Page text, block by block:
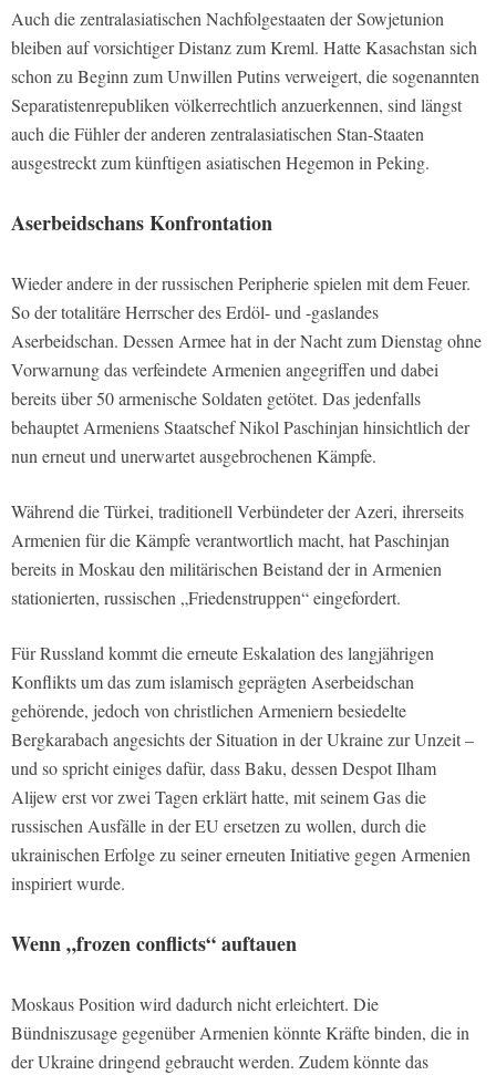
Auch die zentralasiatischen Nachfolgestaaten der Sowjetunion
bleiben auf vorsichtiger Distanz zum Kreml. Hatte Kasachstan sich
schon zu Beginn zum Unwillen Putins verweigert, die sogenannten
Separatistenrepubliken völkerrechtlich anzuerkennen, sind längst
auch die Fühler der anderen zentralasiatischen Stan-Staaten
ausgestreckt zum künftigen asiatischen Hegemon in Peking.
Aserbeidschans Konfrontation
Wieder andere in der russischen Peripherie spielen mit dem Feuer.
So der totalitäre Herrscher des Erdöl- und -gaslandes
Aserbeidschan. Dessen Armee hat in der Nacht zum Dienstag ohne
Vorwarnung das verfeindete Armenien angegriffen und dabei
bereits über 50 armenische Soldaten getötet. Das jedenfalls
behauptet Armeniens Staatschef Nikol Paschinjan hinsichtlich der
nun erneut und unerwartet ausgebrochenen Kämpfe.
Während die Türkei, traditionell Verbündeter der Azeri, ihrerseits
Armenien für die Kämpfe verantwortlich macht, hat Paschinjan
bereits in Moskau den militärischen Beistand der in Armenien
stationierten, russischen „Friedenstruppen“ eingefordert.
Für Russland kommt die erneute Eskalation des langjährigen
Konflikts um das zum islamisch geprägten Aserbeidschan
gehörende, jedoch von christlichen Armeniern besiedelte
Bergkarabach angesichts der Situation in der Ukraine zur Unzeit –
und so spricht einiges dafür, dass Baku, dessen Despot Ilham
Alijew erst vor zwei Tagen erklärt hatte, mit seinem Gas die
russischen Ausfälle in der EU ersetzen zu wollen, durch die
ukrainischen Erfolge zu seiner erneuten Initiative gegen Armenien
inspiriert wurde.
Wenn „frozen conflicts“ auftauen
Moskaus Position wird dadurch nicht erleichtert. Die
Bündniszusage gegenüber Armenien könnte Kräfte binden, die in
der Ukraine dringend gebraucht werden. Zudem könnte das